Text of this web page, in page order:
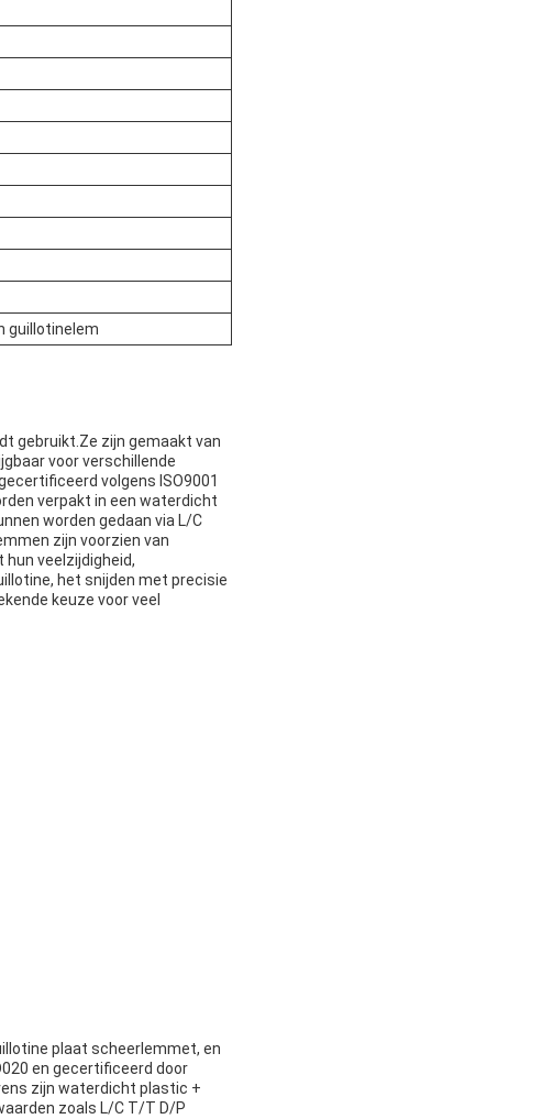
guillotinelem
gebruikt.Ze zijn gemaakt van
voor verschillende
volgens ISO9001
verpakt in een waterdicht
worden gedaan via L/C
zijn voorzien van
veelzijdigheid,
het snijden met precisie
keuze voor veel
plaat scheerlemmet, en
en gecertificeerd door
zijn waterdicht plastic +
zoals L/C T/T D/P